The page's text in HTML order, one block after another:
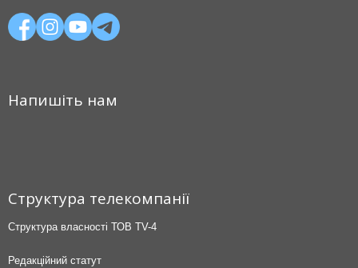
Напишіть нам
Структура телекомпанії
Структура власності ТОВ TV-4
Редакційний статут